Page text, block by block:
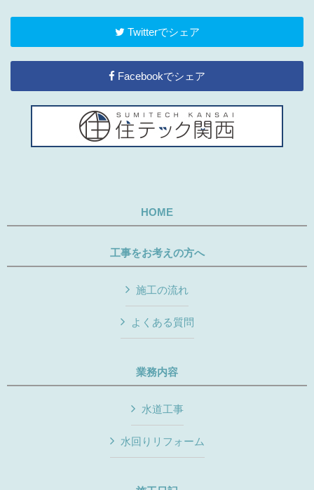
Twitterでシェア
Facebookでシェア
HOME
工事をお考えの方へ
施工の流れ
よくある質問
業務内容
水道工事
水回りリフォーム